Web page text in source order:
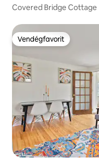
Covered Bridge Cottage
Vendégfavorit
Vendégfavorit